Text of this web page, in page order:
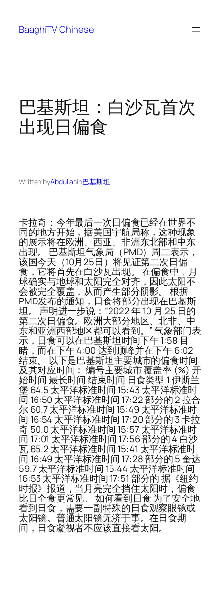
content
BaaghiTV Chinese
巴基斯坦：白沙瓦首次
出现日偏食
Written byAbdullahin巴基斯坦
卡拉奇：今年最后一次日偏食已经在世界不
同的地方开始，据美国宇航局称，这种现象
的展示将在欧洲、西亚、非洲东北部和中东
出现。 巴基斯坦气象局（PMD）周二表示，
该国今天（10月25日）将见证第二次日偏
食，它将首先在白沙瓦出现。 在偏食中，月
球确实与地球和太阳完全对齐，因此太阳不
会被完全覆盖，从而产生部分阴影。 根据
PMD发布的通知，日食将部分出现在巴基斯
坦。 声明进一步说：“2022 年 10 月 25 日的
第二次日偏食。欧洲大部分地区、北非、中
东和亚洲西部地区都可以看到。” 气象部门表
示，日食可以在巴基斯坦时间下午 1:58 目
睹，而在下午 4:00 达到顶峰并在下午 6:02
结束。 以下是巴基斯坦主要城市的偏食时间
及其对应时间： 编号主要城市 覆盖率 (%) 开
始时间 最长时间 结束时间 日食类型 1 伊斯兰
堡 64.5 太平洋标准时间 15:43 太平洋标准时
间 16:50 太平洋标准时间 17:22 部分的 2 拉合
尔 60.7 太平洋标准时间 15:49 太平洋标准时
间 16:54 太平洋标准时间 17:20 部分的 3 卡拉
奇 50.0 太平洋标准时间 15:57 太平洋标准时
间 17:01 太平洋标准时间 17:56 部分的 4 白沙
瓦 65.2 太平洋标准时间 15:41 太平洋标准时
间 16:49 太平洋标准时间 17:28 部分的 5 奎达
59.7 太平洋标准时间 15:44 太平洋标准时间
16:53 太平洋标准时间 17:51 部分的 据《纽约
时报》报道，当月亮完全挡住太阳时，偏食
比日全食更常见。 如何看到日食 为了安全地
看到日食，需要一副特殊的日食观察眼镜或
太阳镜。普通太阳镜无济于事。在日食期
间，日食凝视者不应该直接看太阳。